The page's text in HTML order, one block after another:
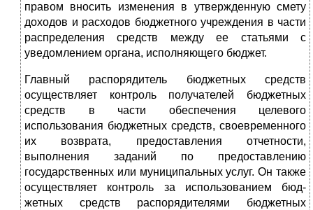
правом вносить изменения в утвержденную смету
доходов и расходов бюджетного учреждения в части
распределения средств между ее статьями с
уведомлением органа, исполняющего бюджет.
Главный распорядитель бюджетных средств
осуществляет контроль получателей бюджетных
средств в части обеспечения целевого
использования бюджетных средств, своевременного
их возврата, предоставления отчетности,
выполнения заданий по предоставлению
государственных или муниципальных ус­луг. Он также
осуществляет контроль за использованием бюд­
жетных средств распорядителями бюджетных